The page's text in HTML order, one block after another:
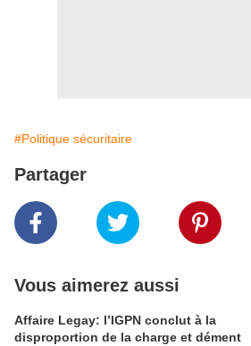
#Politique sécuritaire
Partager
Vous aimerez aussi
Affaire Legay: l’IGPN conclut à la
disproportion de la charge et dément